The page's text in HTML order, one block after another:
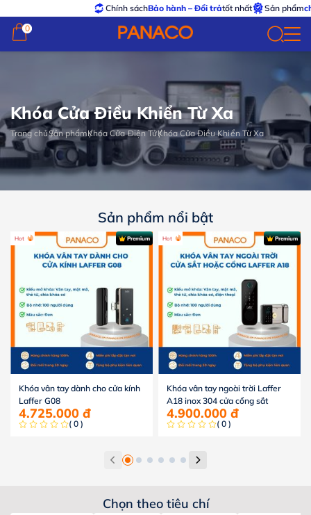
Chính sáchBảo hành – Đổi trảtốt nhất Sản phẩmchính
0
0
Khóa Cửa Điều Khiển Từ Xa
Trang chủSản phẩmKhóa Cửa Điện TửKhóa Cửa Điều Khiển Từ Xa
Sản phẩm nổi bật
Hot Premium
Khóa vân tay dành cho cửa kính
Laffer G08
4.725.000 đ
( 0 )
Hot Premium
Khóa vân tay ngoài trời Laffer
A18 inox 304 cửa cổng sắt
4.900.000 đ
( 0 )
Chọn theo tiêu chí